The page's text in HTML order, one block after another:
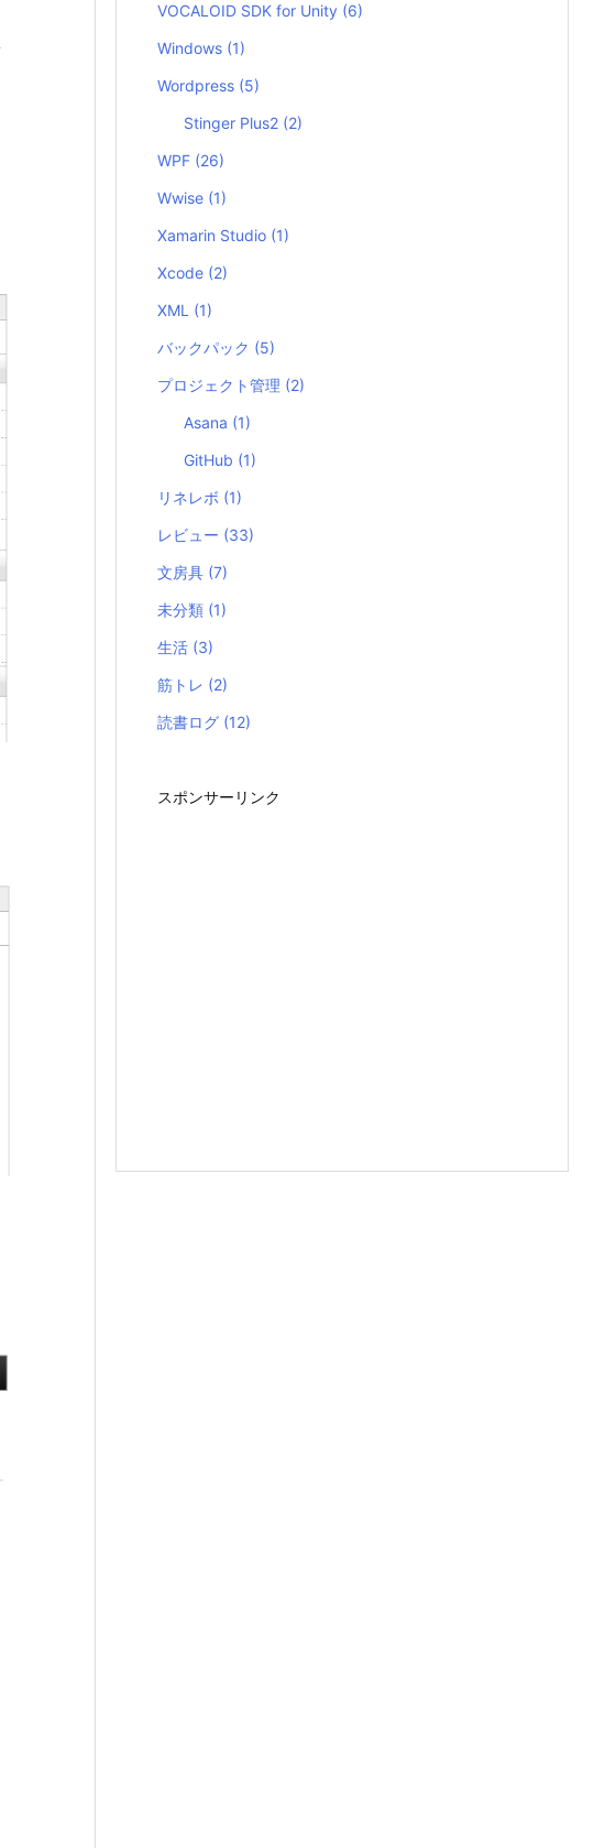
VOCALOID SDK for Unity (6)
Windows (1)
Wordpress (5)
Stinger Plus2 (2)
WPF (26)
Wwise (1)
Xamarin Studio (1)
Xcode (2)
XML (1)
バックパック (5)
プロジェクト管理 (2)
Asana (1)
GitHub (1)
リネレボ (1)
レビュー (33)
文房具 (7)
未分類 (1)
生活 (3)
筋トレ (2)
読書ログ (12)
スポンサーリンク